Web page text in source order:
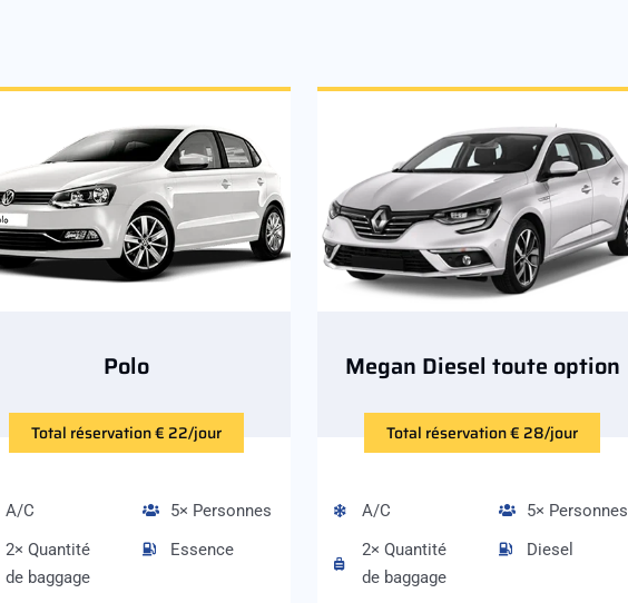
Polo
Total réservation € 22/jour
A/C
2× Quantité
de baggage
5× Personnes
Essence
Megan Diesel toute option
Total réservation € 28/jour
A/C
2× Quantité
de baggage
5× Personnes
Diesel